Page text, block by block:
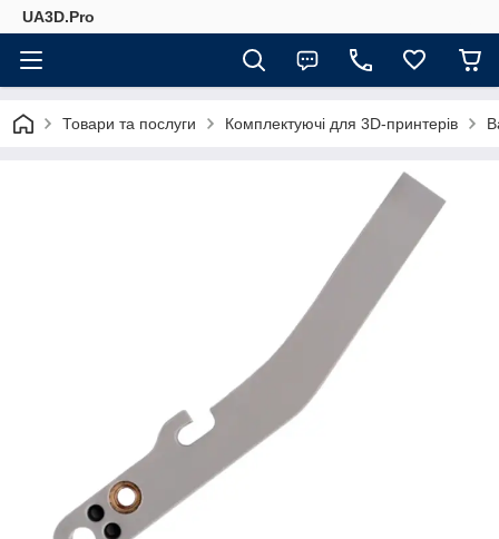
UA3D.Pro
Товари та послуги Комплектуючі для 3D-принтерів